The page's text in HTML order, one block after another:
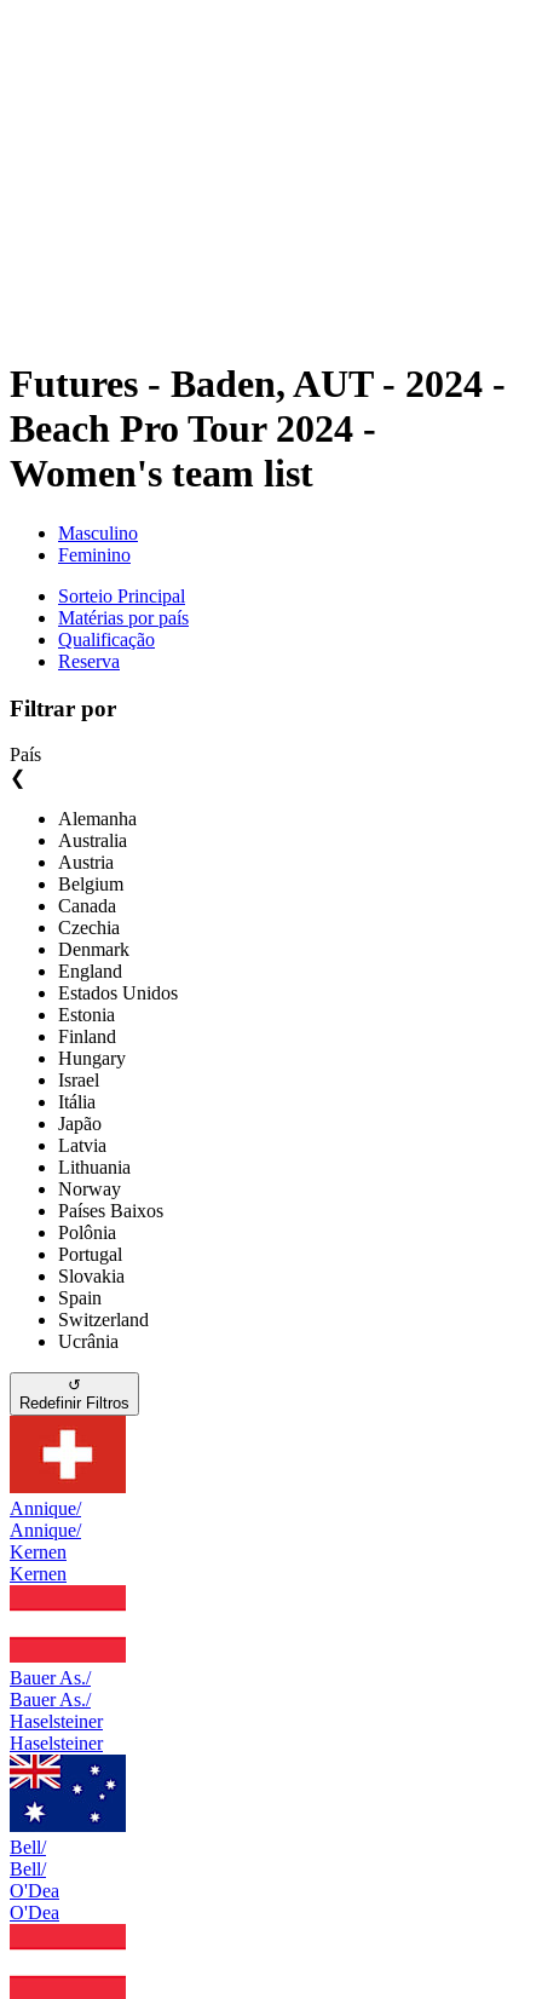
Futures - Baden, AUT - 2024 -
Beach Pro Tour 2024 -
Women's team list
Masculino
Feminino
Sorteio Principal
Matérias por país
Qualificação
Reserva
Filtrar por
País
❮
Alemanha
Australia
Austria
Belgium
Canada
Czechia
Denmark
England
Estados Unidos
Estonia
Finland
Hungary
Israel
Itália
Japão
Latvia
Lithuania
Norway
Países Baixos
Polônia
Portugal
Slovakia
Spain
Switzerland
Ucrânia
↺
Redefinir Filtros
Annique/
Annique/
Kernen
Kernen
Bauer As./
Bauer As./
Haselsteiner
Haselsteiner
Bell/
Bell/
O'Dea
O'Dea